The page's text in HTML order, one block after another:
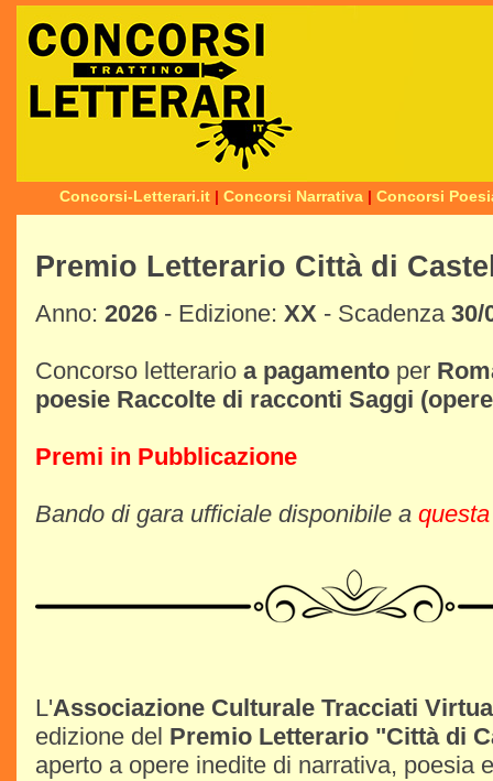
Concorsi-Letterari.it | Concorsi Narrativa | Concorsi
Premio Letterario Città di
Anno: 2026 - Edizione: XX - Scadenza 30/
Concorso letterario a pagamento per
poesie Raccolte di racconti Saggi
Premi in Pubblicazione
Bando di gara ufficiale disponibile a
L'Associazione Culturale Tracciati
edizione del Premio Letterario "Città di
aperto a opere inedite di narrativa, poesia